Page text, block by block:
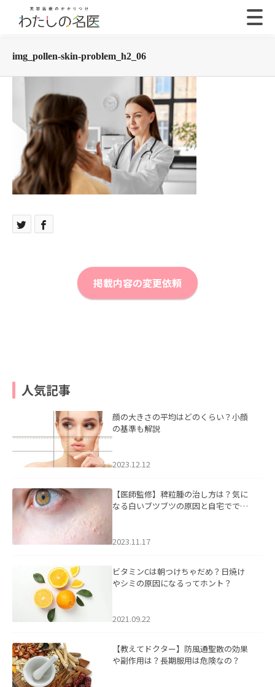
img_pollen-skin-problem_h2_06
掲載内容の変更依頼
人気記事
顔の大きさの平均はどのくらい？小顔
の基準も解説
2023.12.12
【医師監修】稗粒腫の治し方は？気に
なる白いブツブツの原因と自宅ででき
2023.11.17
ビタミンCは朝つけちゃだめ？日焼け
やシミの原因になるってホント？
2021.09.22
【教えてドクター】防風通聖散の効果
や副作用は？長期服用は危険なの？